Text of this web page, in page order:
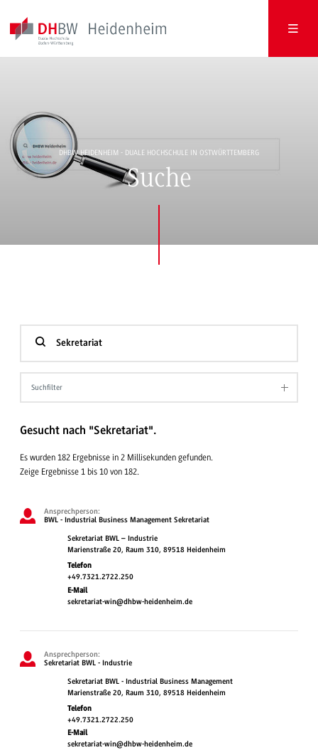
DHBW HEIDENHEIM - DUALE HOCHSCHULE IN OSTWÜRTTEMBERG
Suche
Suchfilter
Gesucht nach "Sekretariat".
Es wurden 182 Ergebnisse in 2 Millisekunden gefunden.
Zeige Ergebnisse 1 bis 10 von 182.
Ansprechperson:
BWL - Industrial Business Management Sekretariat
Sekretariat BWL – Industrie
Marienstraße 20, Raum 310, 89518 Heidenheim
Telefon
+49.7321.2722.250
E-Mail
sekretariat-win@dhbw-heidenheim.de
Ansprechperson:
Sekretariat BWL - Industrie
Sekretariat BWL - Industrial Business Management
Marienstraße 20, Raum 310, 89518 Heidenheim
Telefon
+49.7321.2722.250
E-Mail
sekretariat-win@dhbw-heidenheim.de